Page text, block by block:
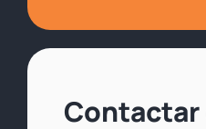
Contactar